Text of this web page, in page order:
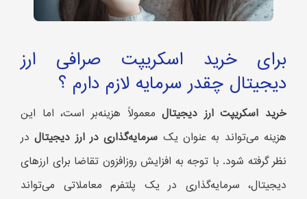
برای خرید اسکریپت صرافی ارز
دیجیتال چقدر سرمایه‌ لازم دارم ؟
خرید اسکریپت ارز دیجیتالمعمولاً هزینه‌بر است، اما این
هزینه می‌تواند به عنوان یک سرمایه‌گذاری در ارز دیجیتالدر
نظر گرفته شود. با توجه به افزایش روزافزون تقاضا برای ارزهای
دیجیتال، سرمایه‌گذاری در یک پلتفرم معاملاتی می‌تواند